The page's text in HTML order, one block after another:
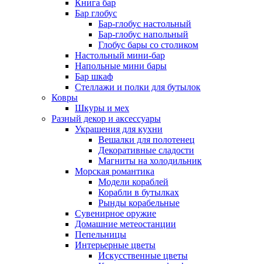
Книга бар
Бар глобус
Бар-глобус настольный
Бар-глобус напольный
Глобус бары со столиком
Настольный мини-бар
Напольные мини бары
Бар шкаф
Стеллажи и полки для бутылок
Ковры
Шкуры и мех
Разный декор и аксессуары
Украшения для кухни
Вешалки для полотенец
Декоративные сладости
Магниты на холодильник
Морская романтика
Модели кораблей
Корабли в бутылках
Рынды корабельные
Сувенирное оружие
Домашние метеостанции
Пепельницы
Интерьерные цветы
Искусственные цветы